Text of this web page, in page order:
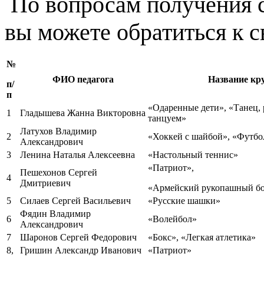
вы можете обратиться к
№
п/
п
ФИО педагога Название
1 Гладышева Жанна Викторовна
«Одаренные дети», «Танец,
танцуем»
2
Латухов Владимир
Александрович
«Хоккей с шайбой»,
3
Ленина Наталья Алексеевна «Настольный теннис»
4
Пешехонов Сергей
Дмитриевич
«Патриот»,
«Армейский рукопашный
5
Силаев Сергей Васильевич
«Русские шашки»
6
Фядин Владимир
Александрович
«Волейбол»
7
Шаронов Сергей Федорович
«Бокс», «Легкая атлетика»
8,
Гришин Александр Иванович «Патриот»